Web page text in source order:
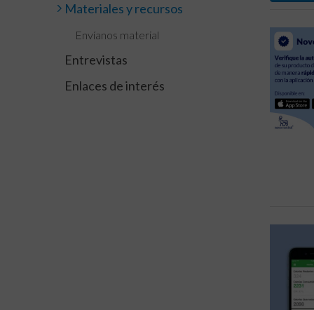
Materiales y recursos
Envíanos material
Entrevistas
Enlaces de interés